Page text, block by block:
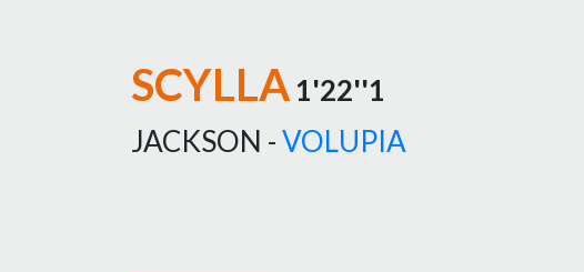
SCYLLA 1'22''1
JACKSON -VOLUPIA